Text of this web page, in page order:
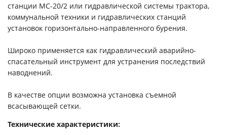
станции МС-20/2 или гидравлической системы трактора,
коммунальной техники и гидравлических станций
установок горизонтально-направленного бурения.
Широко применяется как гидравлический аварийно-
спасательный инструмент для устранения последствий
наводнений.
В качестве опции возможна установка съемной
всасывающей сетки.
Технические характеристики: